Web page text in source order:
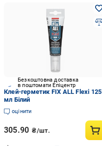
Безкоштовна доставка
в поштомати Епіцентр
Клей-герметик FIX ALL Flexi 125
мл Білий
оцінити
305.90 ₴/шт.